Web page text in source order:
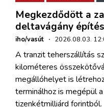
Megkezdődött a
deltavágány
iho/vasút · 2026.08.03.
A tranzit teherszállítás
kilométeres
megállóhelyet is
terminálhoz is megépül
tizenkétmilliárd forintból.